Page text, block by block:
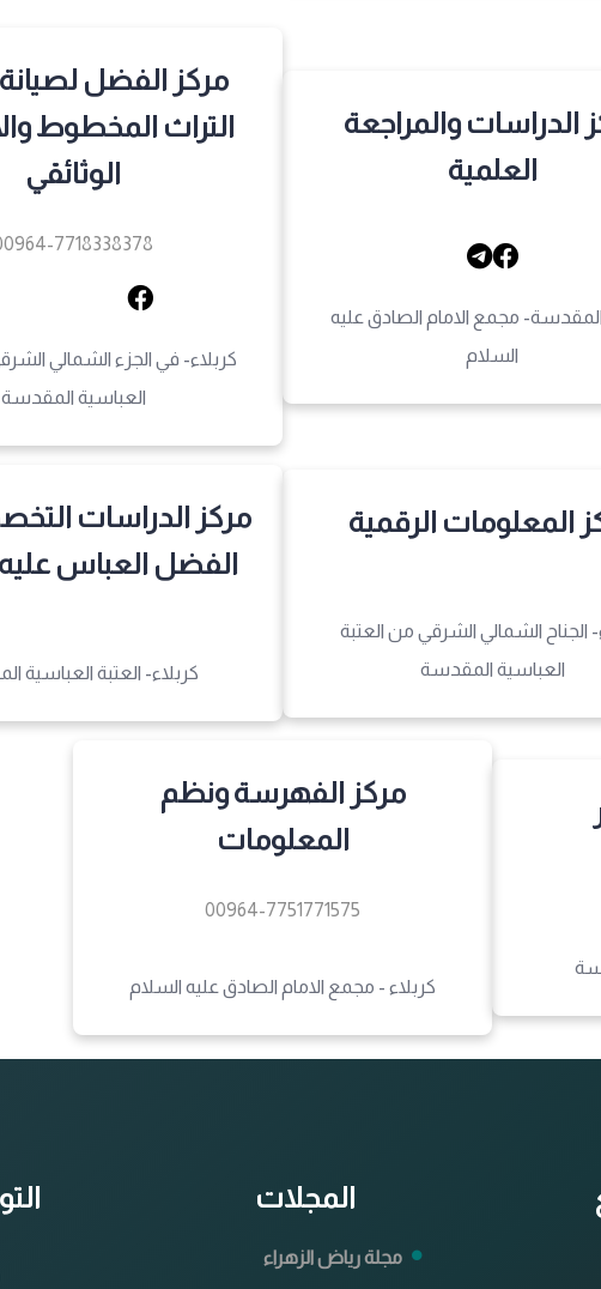
الدراسات والمراجعة
العلمية
المقدسة- مجمع الامام الصادق عليه
السلام
مركز الفضل
التراث المخطوط
الوثائقي
7718338378
كربلاء- في الجزء الشمالي
العباسية المقدسة
المعلومات الرقمية
الجناح الشمالي الشرقي من العتبة
العباسية المقدسة
مركز الدراسات
الفضل العباس
كربلاء- العتبة العباسية
مركز الفهرسة ونظم
المعلومات
00964-7751771575
كربلاء - مجمع الامام الصادق عليه السلام
المجلات
مجلة رياض الزهراء